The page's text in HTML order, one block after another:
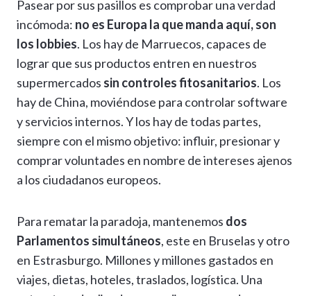
Pasear por sus pasillos es comprobar una verdad
incómoda: no es Europa la que manda aquí, son
los lobbies. Los hay de Marruecos, capaces de
lograr que sus productos entren en nuestros
supermercados sin controles fitosanitarios. Los
hay de China, moviéndose para controlar software
y servicios internos. Y los hay de todas partes,
siempre con el mismo objetivo: influir, presionar y
comprar voluntades en nombre de intereses ajenos
a los ciudadanos europeos.
Para rematar la paradoja, mantenemos dos
Parlamentos simultáneos, este en Bruselas y otro
en Estrasburgo. Millones y millones gastados en
viajes, dietas, hoteles, traslados, logística. Una